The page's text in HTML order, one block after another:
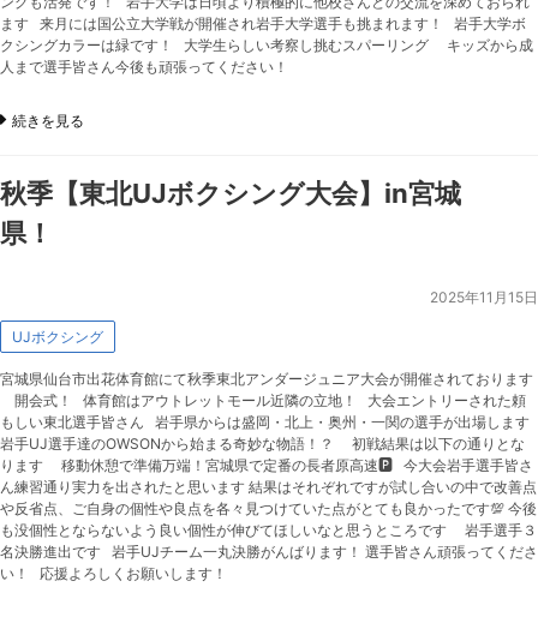
ます 来月には国公立大学戦が開催され岩手大学選手も挑まれます！ 岩手大学ボ
クシングカラーは緑です！ 大学生らしい考察し挑むスパーリング キッズから成
人まで選手皆さん今後も頑張ってください！
続きを見る
秋季【東北UJボクシング大会】in宮城
県！
2025年11月15日
UJボクシング
宮城県仙台市出花体育館にて秋季東北アンダージュニア大会が開催されております
開会式！ 体育館はアウトレットモール近隣の立地！ 大会エントリーされた頼
もしい東北選手皆さん 岩手県からは盛岡・北上・奥州・一関の選手が出場します
岩手UJ選手達のOWSONから始まる奇妙な物語！？ 初戦結果は以下の通りとな
ります 移動休憩で準備万端！宮城県で定番の長者原高速🅿️ 今大会岩手選手皆さ
ん練習通り実力を出されたと思います 結果はそれぞれですが試し合いの中で改善点
や反省点、ご自身の個性や良点を各々見つけていた点がとても良かったです💯 今後
も没個性とならないよう良い個性が伸びてほしいなと思うところです 岩手選手３
名決勝進出です 岩手UJチーム一丸決勝がんばります！ 選手皆さん頑張ってくださ
い！ 応援よろしくお願いします！